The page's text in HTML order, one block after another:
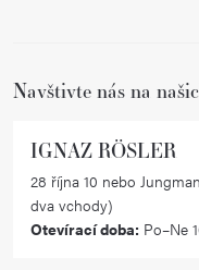
Navštivte nás na
IGNAZ RÖSLER
28 října 10 nebo
dva vchody)
Otevírací doba: Po–Ne